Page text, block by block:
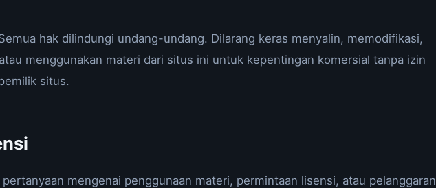
hak dilindungi undang-undang. Dilarang keras menyalin, memodifikasi,
menggunakan materi dari situs ini untuk kepentingan komersial tanpa izin
situs.
mengenai penggunaan materi, permintaan lisensi, atau pelanggaran